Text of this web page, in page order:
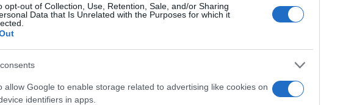
opt-out of Collection, Use, Retention, Sale, and/or Sharing
Data that Is Unrelated with the Purposes for which it
allow Google to enable storage related to advertising like cookies on
identifiers in apps.
in Paradise 2021″
stagione di The Bachelorette e ora
in Paradise. È stato estromesso nella quinta
quindi vedremo come andranno le cose
con un master in fisica che attualmente